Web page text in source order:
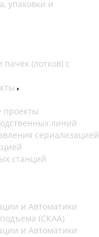
упаковки и
(лотков) с
проекты
линий
сериализацией
станций
и Автоматики
(СКАА)
и Автоматики